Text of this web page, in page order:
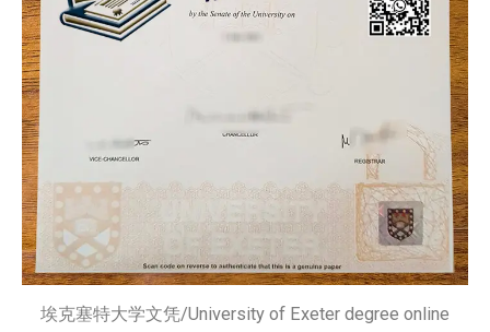
埃克塞特大学文凭/University of Exeter degree online